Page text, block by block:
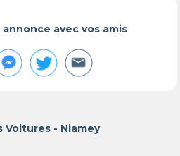
avec vos amis
- Niamey